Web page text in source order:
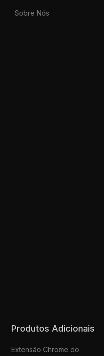
Sobre Nós
Produtos Adicionais
Extensão Chrome do